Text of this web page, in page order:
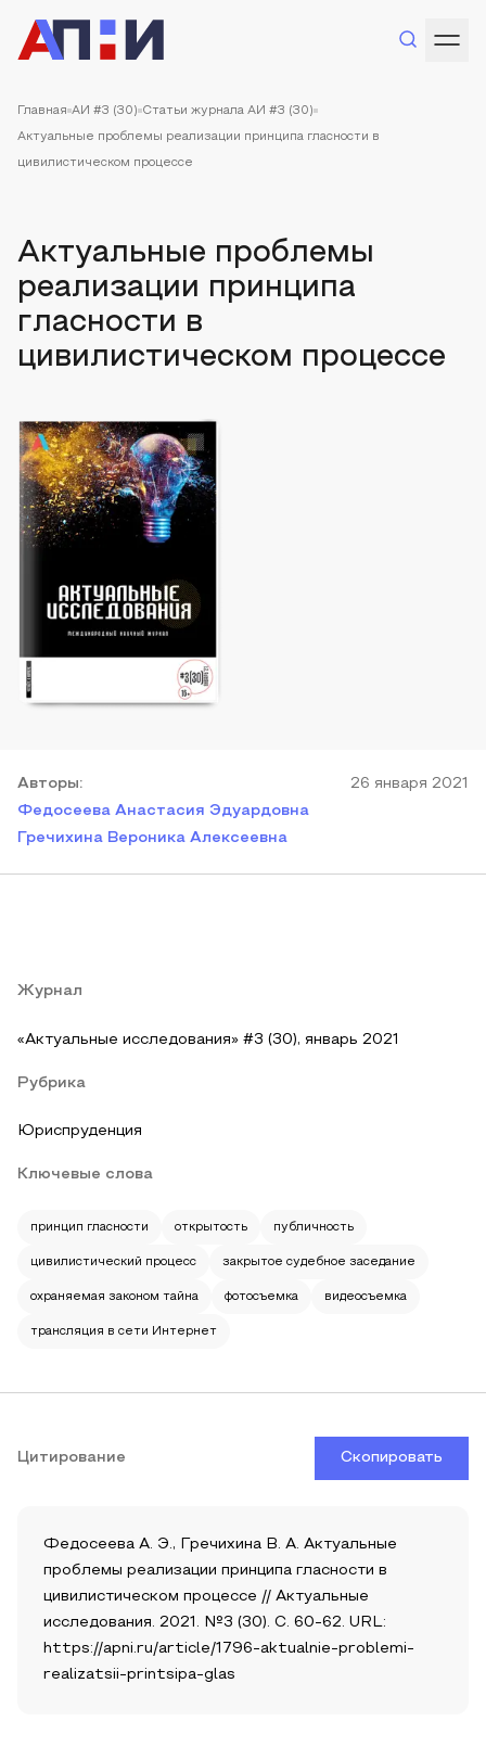
Главная АИ #3 (30) Статьи журнала АИ #3 (30)
Актуальные проблемы реализации принципа гласности в
цивилистическом процессе
Актуальные проблемы
реализации принципа
гласности в
цивилистическом процессе
Авторы:
Федосеева Анастасия Эдуардовна
Гречихина Вероника Алексеевна
26 января 2021
Журнал
«Актуальные исследования» #3 (30), январь 2021
Рубрика
Юриспруденция
Ключевые слова
принцип гласности открытость публичность
цивилистический процесс закрытое судебное заседание
охраняемая законом тайна фотосъемка видеосъемка
трансляция в сети Интернет
Цитирование Скопировать
Федосеева А. Э., Гречихина В. А. Актуальные
проблемы реализации принципа гласности в
цивилистическом процессе // Актуальные
исследования. 2021. №3 (30). С. 60-62. URL:
https://apni.ru/article/1796-aktualnie-problemi-
realizatsii-printsipa-glas